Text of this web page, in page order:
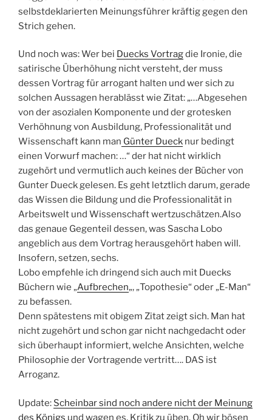
selbstdeklarierten Meinungsführer kräftig gegen den
Strich gehen.
Und noch was: Wer bei Duecks Vortragdie Ironie, die
satirische Überhöhung nicht versteht, der muss
dessen Vortrag für arrogant halten und wer sich zu
solchen Aussagen herablässt wie Zitat: „…Abgesehen
von der asozialen Komponente und der grotesken
Verhöhnung von Ausbildung, Professionalität und
Wissenschaft kann man Günter Dueck nur bedingt
einen Vorwurf machen: …“ der hat nicht wirklich
zugehört und vermutlich auch keines der Bücher von
Gunter Dueck gelesen. Es geht letztlich darum, gerade
das Wissen die Bildung und die Professionalität in
Arbeitswelt und Wissenschaft wertzuschätzen.Also
das genaue Gegenteil dessen, was Sascha Lobo
angeblich aus dem Vortrag herausgehört haben will.
Insofern, setzen, sechs.
Lobo empfehle ich dringend sich auch mit Duecks
Büchern wie „Aufbrechen„, „Topothesie“ oder „E-Man“
zu befassen.
Denn spätestens mit obigem Zitat zeigt sich. Man hat
nicht zugehört und schon gar nicht nachgedacht oder
sich überhaupt informiert, welche Ansichten, welche
Philosophie der Vortragende vertritt…. DAS ist
Arroganz.
Update: Scheinbar sind noch andere nicht der Meinung
des Königs und wagen es, Kritik zu üben. Oh wir bösen